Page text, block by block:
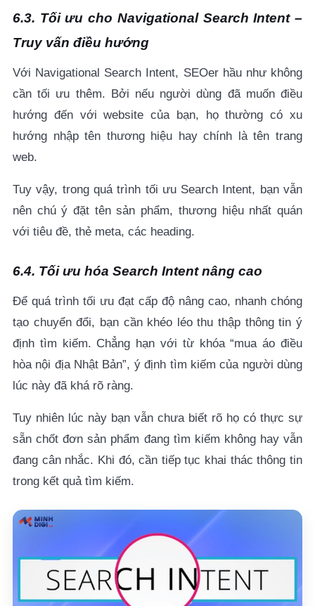
6.3. Tối ưu cho Navigational Search Intent –
Truy vấn điều hướng
Với Navigational Search Intent, SEOer hầu như không
cần tối ưu thêm. Bởi nếu người dùng đã muốn điều
hướng đến với website của bạn, họ thường có xu
hướng nhập tên thương hiệu hay chính là tên trang
web.
Tuy vậy, trong quá trình tối ưu Search Intent, bạn vẫn
nên chú ý đặt tên sản phẩm, thương hiệu nhất quán
với tiêu đề, thẻ meta, các heading.
6.4. Tối ưu hóa Search Intent nâng cao
Để quá trình tối ưu đạt cấp độ nâng cao, nhanh chóng
tạo chuyển đổi, bạn cần khéo léo thu thập thông tin ý
định tìm kiếm. Chẳng hạn với từ khóa “mua áo điều
hòa nội địa Nhật Bản”, ý định tìm kiếm của người dùng
lúc này đã khá rõ ràng.
Tuy nhiên lúc này bạn vẫn chưa biết rõ họ có thực sự
sẵn chốt đơn sản phẩm đang tìm kiếm không hay vẫn
đang cân nhắc. Khi đó, cần tiếp tục khai thác thông tin
trong kết quả tìm kiếm.